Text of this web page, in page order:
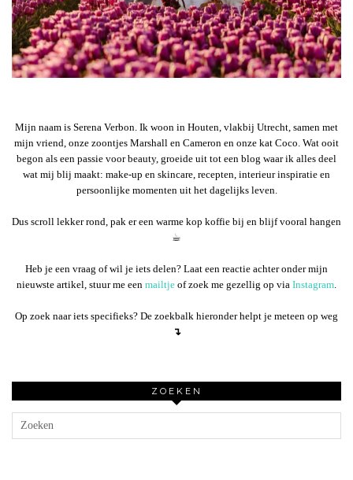
Mijn naam is Serena Verbon. Ik woon in Houten, vlakbij Utrecht, samen met
mijn vriend, onze zoontjes Marshall en Cameron en onze kat Coco. Wat ooit
begon als een passie voor beauty, groeide uit tot een blog waar ik alles deel
wat mij blij maakt: make-up en skincare, recepten, interieur inspiratie en
persoonlijke momenten uit het dagelijks leven.
Dus scroll lekker rond, pak er een warme kop koffie bij en blijf vooral hangen
☕︎
Heb je een vraag of wil je iets delen? Laat een reactie achter onder mijn
nieuwste artikel, stuur me een mailtje of zoek me gezellig op via Instagram
Op zoek naar iets specifieks? De zoekbalk hieronder helpt je meteen op weg
↴
ZOEKEN